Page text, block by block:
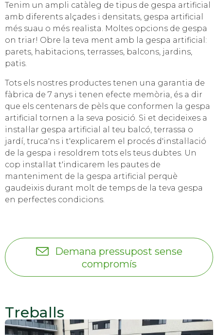
Tenim un ampli catàleg de tipus de gespa artificial
amb diferents alçades i densitats, gespa artificial
més suau o més realista. Moltes opcions de gespa
on triar! Obre la teva ment amb la gespa artificial:
parets, habitacions, terrasses, balcons, jardins,
patis.
Tots els nostres productes tenen una garantia de
fàbrica de 7 anys i tenen efecte memòria, és a dir
que els centenars de pèls que conformen la gespa
artificial tornen a la seva posició. Si et decideixes a
instal·lar gespa artificial al teu balcó, terrassa o
jardí, truca'ns i t'explicarem el procés d'instal·lació
de la gespa i resoldrem tots els teus dubtes. Un
cop instal·lat t'indicarem les pautes de
manteniment de la gespa artificial perquè
gaudeixis durant molt de temps de la teva gespa
en perfectes condicions.
Demana pressupost sense
compromís
Treballs